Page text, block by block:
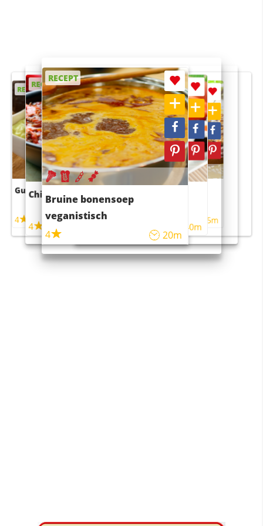
RECEPT
Guacamole
4
RECEPT
Chili con carne
4 45m
RECEPT
Bruine bonensoep
veganistisch
4
20m
RECEPT
Sushi rijstsalade
maaltijdsalade
40m
RECEPT
4 55m